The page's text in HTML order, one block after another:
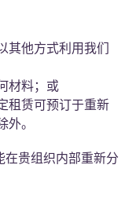
其他方式利用我们
材料；或
租赁可预订于重新
。
贵组织内部重新分